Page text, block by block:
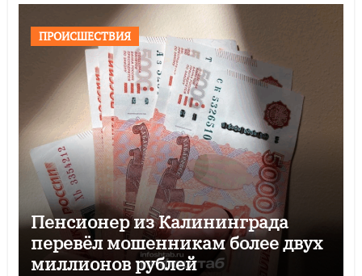
ПРОИСШЕСТВИЯ
Пенсионер из Калининграда
перевёл мошенникам более двух
миллионов рублей